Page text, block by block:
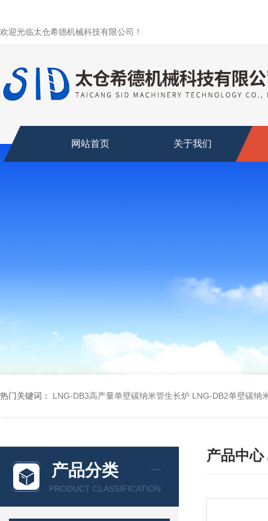
欢迎光临太仓希德机械科技有限公司！
网站首页 关于我们
热门关键词： LNG-DB3高产量单壁碳纳米管生长炉 LNG-DB2单壁碳纳
产品分类
PRODUCT CLASSIFICATION
产品中心